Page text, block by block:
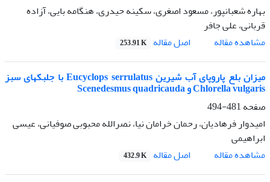
بهاره شعبانپور، مسعود اصغری، سکینه حیدری، هنگامه بایی، آزاده
قربانی، علی جافر
مشاهده مقاله
اصل مقاله 253.91 K
میزان بلع پاروپای آب شیرین Eucyclops serrulatus با جلبکهای سبز
Chlorella vulgaris و Scenedesmus quadricauda
صفحه481-494
امیدوار فرهادیان، رحمان خرامان نیا، نصرالله محبوبی صوفیانی، عیسی
ابراهیمی
مشاهده مقاله
اصل مقاله 432.9 K